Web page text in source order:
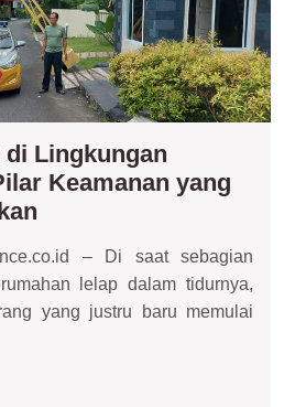
Lingkungan
Keamanan yang
di
Lingkungan
Perumahan:
– Di saat sebagian
lelap dalam tidurnya,
yang justru baru memulai